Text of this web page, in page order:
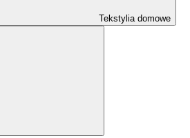
Tekstylia domowe